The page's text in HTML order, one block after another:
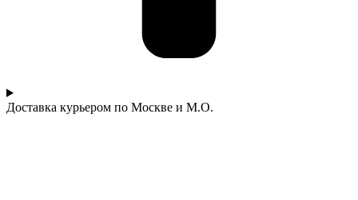
Доставка курьером по Москве и М.О.